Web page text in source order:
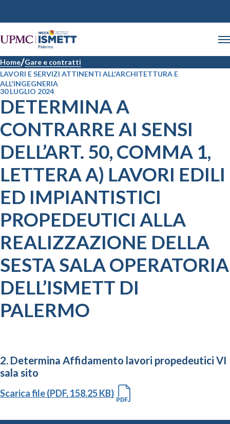
Home Gare e contratti
LAVORI E SERVIZI ATTINENTI ALL'ARCHITETTURA E
ALL'INGEGNERIA
30 LUGLIO 2024
DETERMINA A
CONTRARRE AI SENSI
DELL’ART. 50, COMMA 1,
LETTERA A) LAVORI EDILI
ED IMPIANTISTICI
PROPEDEUTICI ALLA
REALIZZAZIONE DELLA
SESTA SALA OPERATORIA
DELL’ISMETT DI
PALERMO
2. Determina Affidamento lavori propedeutici VI
sala sito
Scarica file (PDF, 158.25 KB)